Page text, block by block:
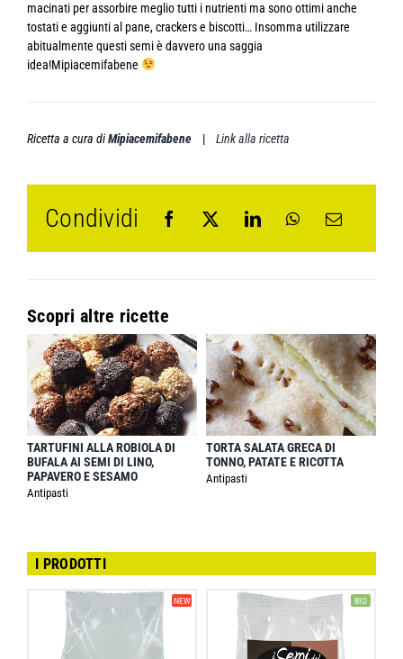
macinati per assorbire meglio tutti i nutrienti ma sono ottimi anche
tostati e aggiunti al pane, crackers e biscotti… Insomma utilizzare
abitualmente questi semi è davvero una saggia
idea!Mipiacemifabene
Ricetta a cura diMipiacemifabene | Link alla ricetta
Condividi
Scopri altre ricette
TARTUFINI ALLA ROBIOLA DI
BUFALA AI SEMI DI LINO,
PAPAVERO E SESAMO
Antipasti
TORTA SALATA GRECA DI
TONNO, PATATE E RICOTTA
Antipasti
I PRODOTTI
NEW BIO